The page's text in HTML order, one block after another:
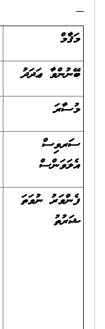
މަޤާމް
ބޭނުންވާ ޢަދަދު
މުސާރަ
ސަރވިސް
އެލަވަންސް
ފެންވަރު ނުވަތަ
ޝަރުތު